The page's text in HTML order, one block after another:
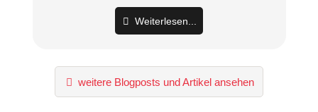
Weiterlesen...
weitere Blogposts und Artikel ansehen